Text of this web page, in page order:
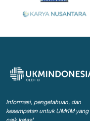
Informasi, pengetahuan, dan
kesempatan untuk UMKM